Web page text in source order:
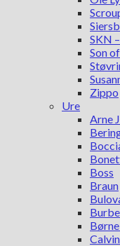
SKN
Son
Zippo
Ure
Arne
Boss
Braun